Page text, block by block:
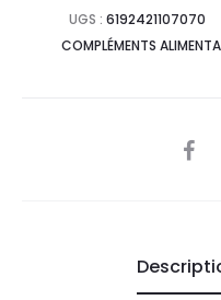
UGS : 6192421107070
COMPLÉMENTS
SHARE